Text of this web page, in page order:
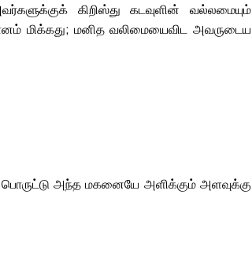
கிறிஸ்து கடவுளின் வல்லமையும்
மிக்கது; மனித வலிமையைவிட அவருடைய
அந்த மகனையே அளிக்கும் அளவுக்கு